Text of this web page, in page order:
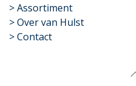
​>Assortiment
> Over van Hulst
> Contact